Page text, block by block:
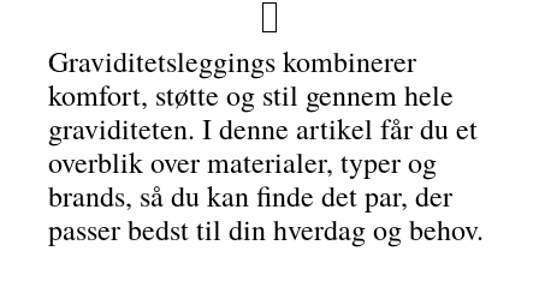
Graviditetsleggings kombinerer
komfort, støtte og stil gennem hele
graviditeten. I denne artikel får du et
overblik over materialer, typer og
brands, så du kan finde det par, der
passer bedst til din hverdag og behov.